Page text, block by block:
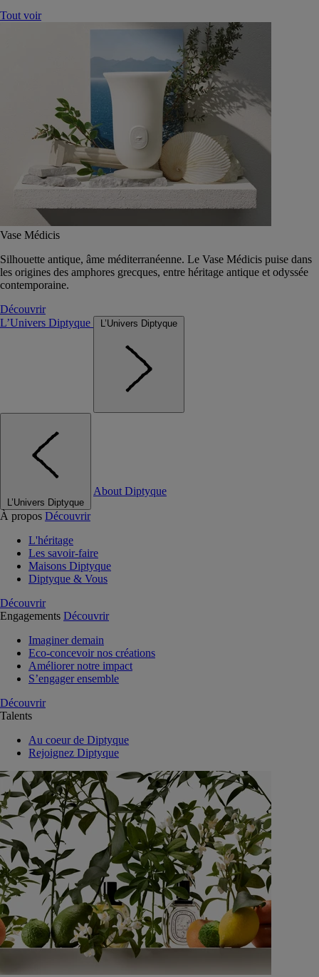
Tout voir
Vase Médicis
Silhouette antique, âme méditerranéenne. Le Vase Médicis puise dans
les origines des amphores grecques, entre héritage antique et odyssée
contemporaine.
Découvrir
L’Univers Diptyque
L’Univers Diptyque
L’Univers Diptyque
About Diptyque
À propos Découvrir
L'héritage
Les savoir-faire
Maisons Diptyque
Diptyque & Vous
Découvrir
Engagements Découvrir
Imaginer demain
Eco-concevoir nos créations
Améliorer notre impact
S’engager ensemble
Découvrir
Talents
Au coeur de Diptyque
Rejoignez Diptyque